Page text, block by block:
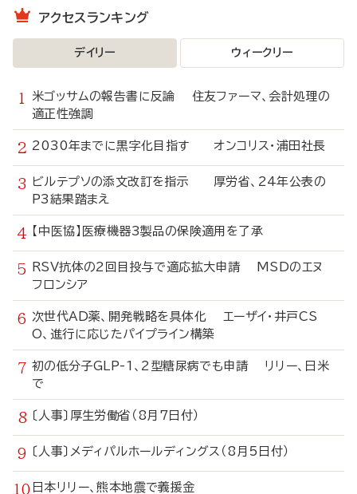
アクセスランキング
デイリー ウィークリー
米ゴッサムの報告書に反論 住友ファーマ、会計処理の
適正性強調
2030年までに黒字化目指す オンコリス・浦田社長
ビルテプソの添文改訂を指示 厚労省、24年公表の
P3結果踏まえ
【中医協】医療機器3製品の保険適用を了承
RSV抗体の2回目投与で適応拡大申請 MSDのエヌ
フロンシア
次世代AD薬、開発戦略を具体化 エーザイ・井戸CS
O、進行に応じたパイプライン構築
初の低分子GLP-1、2型糖尿病でも申請 リリー、日米
で
〔人事〕厚生労働省（8月7日付）
〔人事〕メディパルホールディングス（8月5日付）
日本リリー、熊本地震で義援金